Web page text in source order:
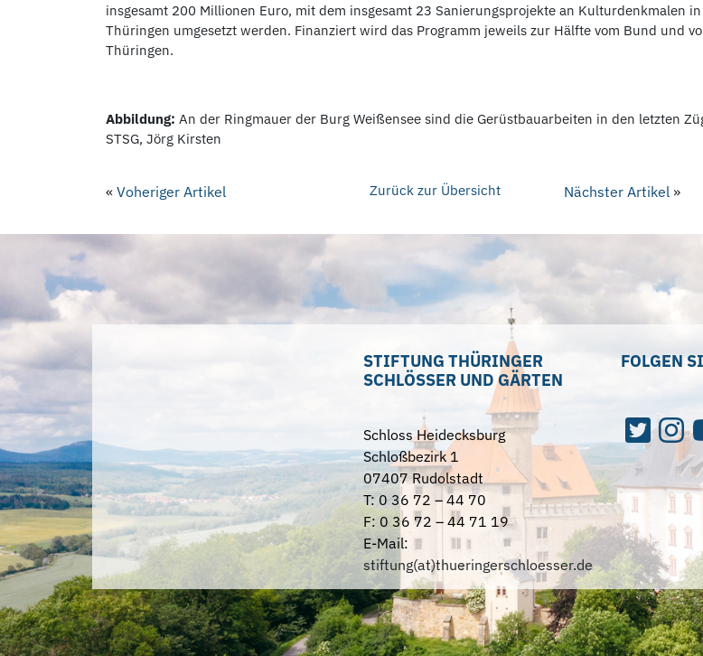
insgesamt 200 Millionen Euro, mit dem insgesamt 23 Sanierungsprojekte an Kulturdenkmalen
Thüringen umgesetzt werden. Finanziert wird das Programm jeweils zur Hälfte vom Bund und
Thüringen.
Abbildung: An der Ringmauer der Burg Weißensee sind die Gerüstbauarbeiten in den letzten
STSG, Jörg Kirsten
« Voheriger Artikel Zurück zur Übersicht Nächster Artikel»
STIFTUNG THÜRINGER
SCHLÖSSER UND GÄRTEN
Schloss Heidecksburg
Schloßbezirk 1
07407 Rudolstadt
T: 0 36 72 – 44 70
F: 0 36 72 – 44 71 19
E-Mail:
stiftung(at)thueringerschloesser.de
FOLGEN